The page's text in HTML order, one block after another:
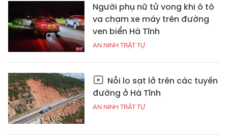
Người phụ nữ tử vong khi ô tô
va chạm xe máy trên đường
ven biển Hà Tĩnh
AN NINH TRẬT TỰ
Nỗi lo sạt lở trên các tuyến
đường ở Hà Tĩnh
AN NINH TRẬT TỰ